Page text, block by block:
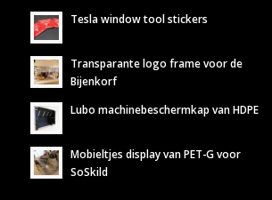
Tesla window tool stickers
Transparante logo frame voor de
Bijenkorf
Lubo machinebeschermkap van HDPE
Mobieltjes display van PET-G voor
SoSkild